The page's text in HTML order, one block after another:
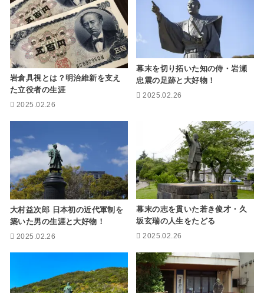
岩倉具視とは？明治維新を支え
た立役者の生涯
2025.02.26
幕末を切り拓いた知の侍・岩瀬
忠震の足跡と大好物！
2025.02.26
大村益次郎 日本初の近代軍制を
築いた男の生涯と大好物！
2025.02.26
幕末の志を貫いた若き俊才・久
坂玄瑞の人生をたどる
2025.02.26